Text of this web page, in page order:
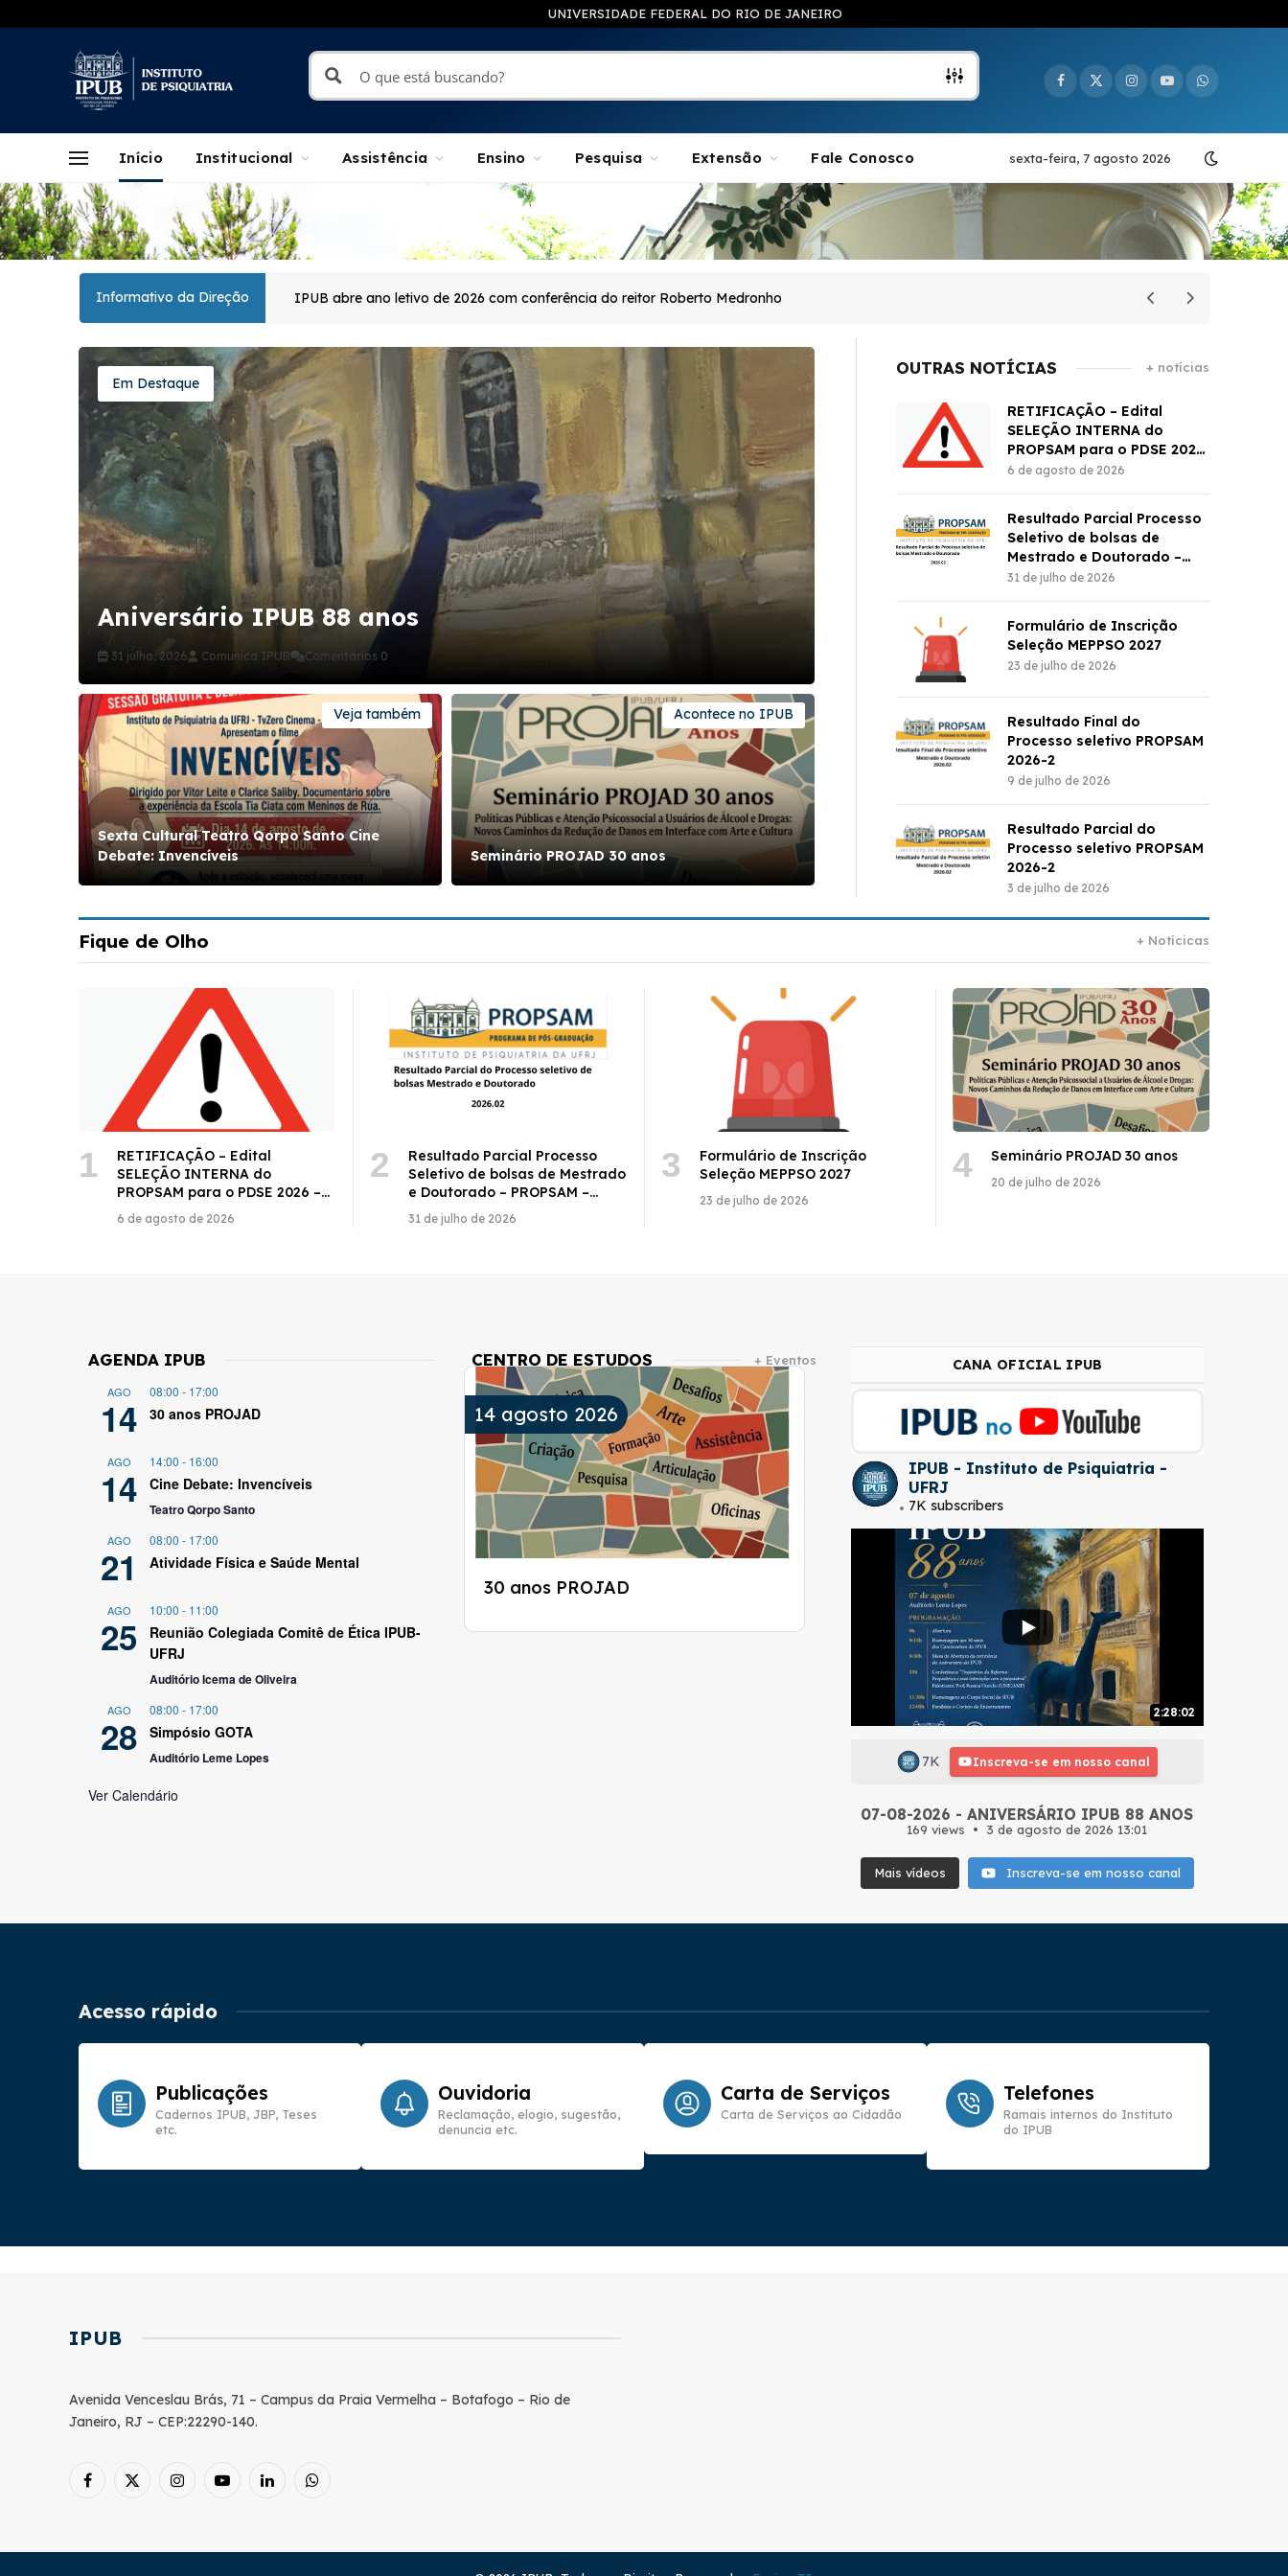
UNIVERSIDADE FEDERAL DO RIO DE JANEIRO
Facebook
X
Instagram
YouTubeWhatsApp
Início Institucional Assistência Ensino Pesquisa Extensão Fale Conosco sexta-feira, 7 agosto 2026
Informativo da Direção IPUB abre ano letivo de 2026 com conferência do reitor Roberto Medronho
Aniversário IPUB 88 anos
31 julho, 2026 Comunica IPUB Comentários 0
Em Destaque
Sexta Cultural Teatro Qorpo Santo Cine
Debate: Invencíveis
Veja também
Seminário PROJAD 30 anos
Acontece no IPUB
OUTRAS NOTÍCIAS + notícias
RETIFICAÇÃO – Edital
SELEÇÃO INTERNA do
PROPSAM para o PDSE 2026
– Doutorado Sanduíche –
6 de agosto de 2026
Resultado Parcial Processo
Seletivo de bolsas de
Mestrado e Doutorado –
PROPSAM – 2026/2
31 de julho de 2026
Formulário de Inscrição
Seleção MEPPSO 2027
23 de julho de 2026
Resultado Final do
Processo seletivo PROPSAM
2026-2
9 de julho de 2026
Resultado Parcial do
Processo seletivo PROPSAM
2026-2
3 de julho de 2026
Fique de Olho + Notícicas
RETIFICAÇÃO – Edital
SELEÇÃO INTERNA do
PROPSAM para o PDSE 2026 –
Doutorado Sanduíche – Edital
CAPES 22/2026
6 de agosto de 2026
Resultado Parcial Processo
Seletivo de bolsas de Mestrado
e Doutorado – PROPSAM –
2026/2
31 de julho de 2026
Formulário de Inscrição
Seleção MEPPSO 2027
23 de julho de 2026
Seminário PROJAD 30 anos
20 de julho de 2026
AGENDA IPUB
AGO
14
08:00 - 17:00
30 anos PROJAD
AGO
14
14:00 - 16:00
Cine Debate: Invencíveis
Teatro Qorpo Santo
AGO
21
08:00 - 17:00
Atividade Física e Saúde Mental
AGO
25
10:00 - 11:00
Reunião Colegiada Comitê de Ética IPUB-
UFRJ
Auditório Icema de Oliveira
AGO
28
08:00 - 17:00
Simpósio GOTA
Auditório Leme Lopes
Ver Calendário
CENTRO DE ESTUDOS + Eventos
14 agosto 2026
30 anos PROJAD
CANA OFICIAL IPUB
IPUB - Instituto de Psiquiatria -
UFRJ
7K subscribers
2:28:02
7K Inscreva-se em nosso canal
07-08-2026 - ANIVERSÁRIO IPUB 88 ANOS
169 views 3 de agosto de 2026 13:01
Mais vídeos Inscreva-se em nosso canal
Acesso rápido
Publicações
Cadernos IPUB, JBP, Teses
etc.
Ouvidoria
Reclamação, elogio, sugestão,
denuncia etc.
Carta de Serviços
Carta de Serviços ao Cidadão
Telefones
Ramais internos do Instituto
do IPUB
IPUB
Avenida Venceslau Brás, 71 – Campus da Praia Vermelha – Botafogo – Rio de
Janeiro, RJ – CEP:22290-140.
Facebook
X
InstagramYouTubeLinkedInWhatsApp